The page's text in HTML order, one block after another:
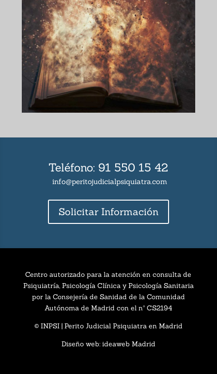
Teléfono: 91 550 15 42
info@peritojudicialpsiquiatra.com
Solicitar Información
Centro autorizado para la atención en consulta de
Psiquiatría, Psicología Clínica y Psicología Sanitaria
por la Consejería de Sanidad de la Comunidad
Autónoma de Madrid con el nº CS2194
© INPSI | Perito Judicial Psiquiatra en Madrid
Diseño web: ideaweb Madrid